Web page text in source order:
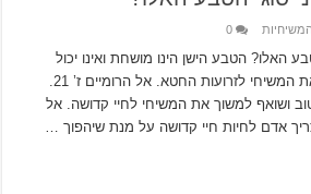
0
האלו? הטבע הישן הינו מושחת ואינו יכול
להשתנות, ומנסה למשוך את המשיחי לזרועות החטא. אל הרומיים ז’ 21.
ושואף למשוך את המשיחי לחיי קדושה. אל